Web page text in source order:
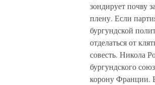
зондирует почву
плену. Если
бургундской
отделаться от
совесть. Никола
бургундского
корону Франции.